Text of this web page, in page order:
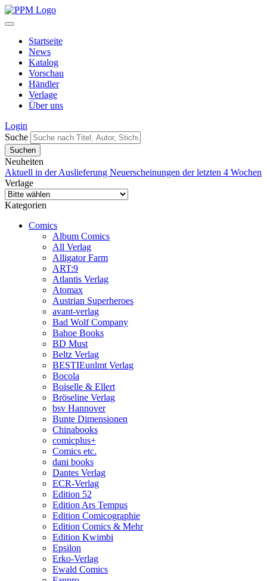
Startseite
News
Katalog
Vorschau
Händler
Verlage
Über uns
Login
Suche
Neuheiten
Aktuell in der Auslieferung Neuerscheinungen der letzten 4 Wochen
Verlage
Kategorien
Comics
Album Comics
All Verlag
Alligator Farm
ART:9
Atlantis Verlag
Atomax
Austrian Superheroes
avant-verlag
Bad Wolf Company
Bahoe Books
BD Must
Beltz Verlag
BESTIEunlmt Verlag
Bocola
Boiselle & Ellert
Bröseline Verlag
bsv Hannover
Bunte Dimensionen
Chinabooks
comicplus+
Comics etc.
dani books
Dantes Verlag
ECR-Verlag
Edition 52
Edition Ars Tempus
Edition Comicographie
Edition Comics & Mehr
Edition Kwimbi
Epsilon
Erko-Verlag
Ewald Comics